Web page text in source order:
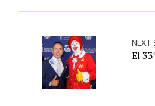
NEXT
El